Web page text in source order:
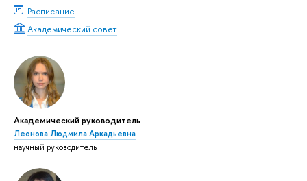
Расписание
Академический совет
Академический руководитель
Леонова Людмила Аркадьевна
научный руководитель